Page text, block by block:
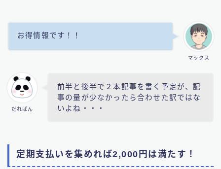
マックス
お得情報です！！
だれぱん
前半と後半で２本記事を書く予定が、記
事の量が少なかったら合わせた訳ではな
いよね・・・
定期支払いを集めれば2,000円は満たす！